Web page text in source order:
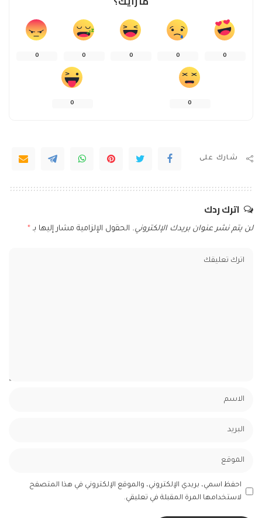
0
0
0
0
0
0
0
شارك على
اترك ردك
لن يتم نشر عنوان بريدك الإلكتروني. الحقول الإلزامية مشار إليها بـ *
احفظ اسمي، بريدي الإلكتروني، والموقع الإلكتروني في هذا المتصفح
لاستخدامها المرة المقبلة في تعليقي.